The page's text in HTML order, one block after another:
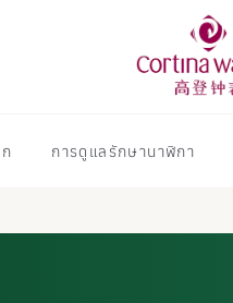
การดูแลรักษานาฬิกา